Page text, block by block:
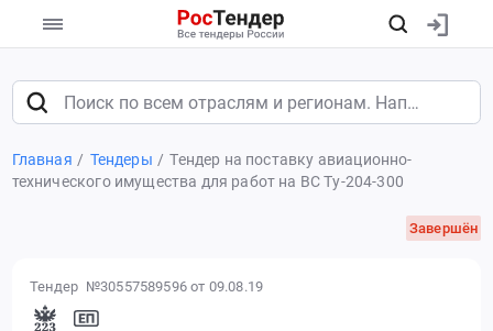
Главная Тендеры
Тендер на поставку авиационно-
технического имущества для работ на ВС Ту-204-300
Завершён
Тендер №30557589596 от 09.08.19